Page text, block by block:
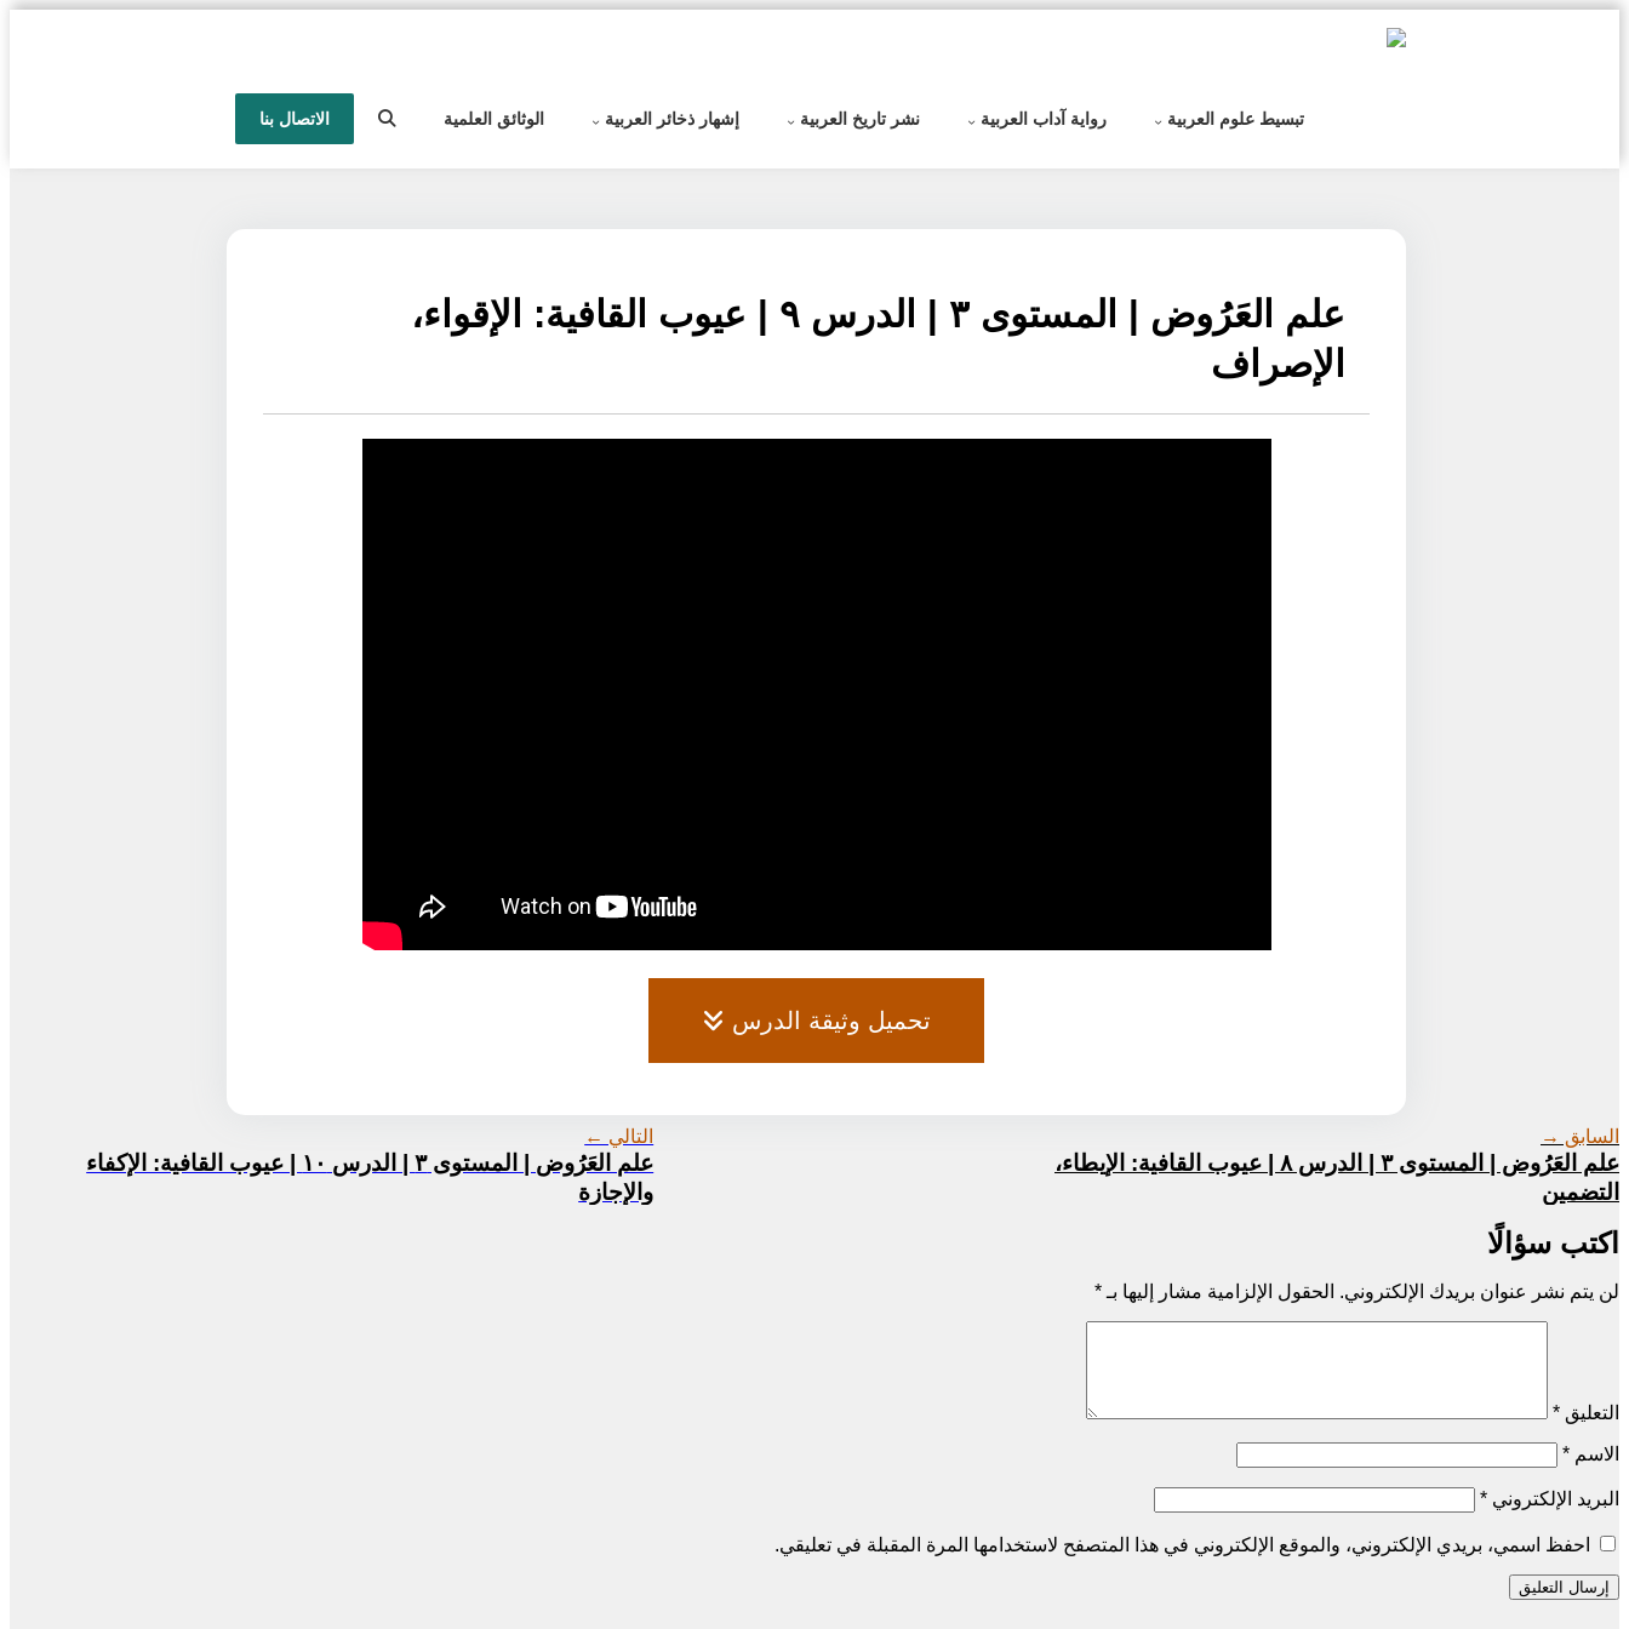
تبسيط علوم العربية رواية آداب العربية نشر تاريخ العربية إشهار ذخائر العربية الوثائق العلمية الاتصال بنا
علم العَرُوض | المستوى ٣ | الدرس ٩ | عيوب القافية: الإقواء،
الإصراف
تحميل وثيقة الدرس
السابق →
علم العَرُوض | المستوى ٣ | الدرس ٨ | عيوب القافية: الإيطاء،
التضمين
التالي ←
علم العَرُوض | المستوى ٣ | الدرس ١٠ | عيوب القافية: الإكفاء
والإجازة
اكتب سؤالًا
لن يتم نشر عنوان بريدك الإلكتروني. الحقول الإلزامية مشار إليها بـ *
التعليق *
الاسم *
البريد الإلكتروني *
احفظ اسمي، بريدي الإلكتروني، والموقع الإلكتروني في هذا المتصفح لاستخدامها المرة المقبلة في تعليقي.